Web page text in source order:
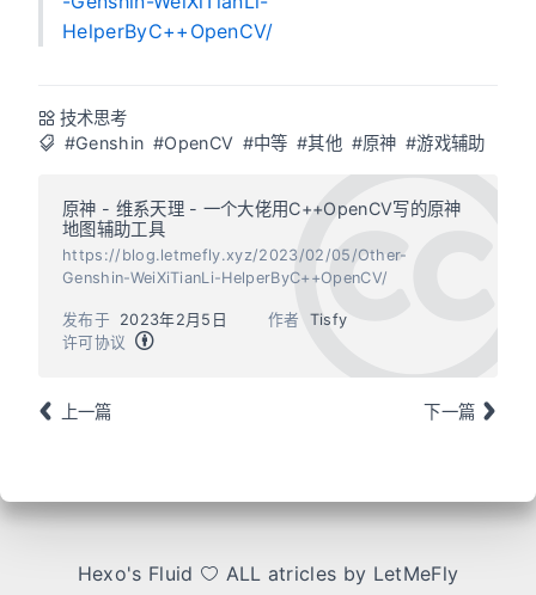
HelperByC++OpenCV/
技术思考
#Genshin #OpenCV #中等 #其他 #原神 #游戏辅助
原神 - 维系天理 - 一个大佬用C++OpenCV写的原神
地图辅助工具
https://blog.letmefly.xyz/2023/02/05/Other-
Genshin-WeiXiTianLi-HelperByC++OpenCV/
作者 Tisfy
发布于
2023年2月5日
许可协议
上一篇 下一篇
Hexo's Fluid ALL atricles by LetMeFly